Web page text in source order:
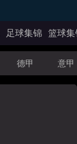
足球集锦 篮球集
德甲 意甲